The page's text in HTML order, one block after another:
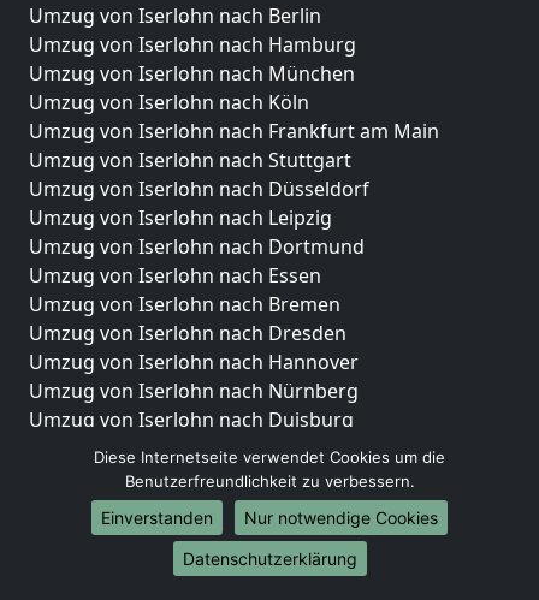
Umzug von Iserlohn nach Berlin
Umzug von Iserlohn nach Hamburg
Umzug von Iserlohn nach München
Umzug von Iserlohn nach Köln
Umzug von Iserlohn nach Frankfurt am Main
Umzug von Iserlohn nach Stuttgart
Umzug von Iserlohn nach Düsseldorf
Umzug von Iserlohn nach Leipzig
Umzug von Iserlohn nach Dortmund
Umzug von Iserlohn nach Essen
Umzug von Iserlohn nach Bremen
Umzug von Iserlohn nach Dresden
Umzug von Iserlohn nach Hannover
Umzug von Iserlohn nach Nürnberg
Umzug von Iserlohn nach Duisburg
Umzug von Iserlohn nach Bochum
Umzug von Iserlohn nach Wuppertal
Umzug von Iserlohn nach Bielefeld
Umzug von Iserlohn nach Bonn
Umzug von Iserlohn nach Münster
Diese Internetseite verwendet Cookies um die
Benutzerfreundlichkeit zu verbessern.
Einverstanden
Nur notwendige Cookies
Datenschutzerklärung